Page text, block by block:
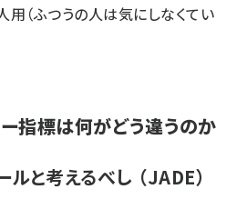
用（ふつうの人は気にしなくてい
指標は何がどう違うのか
と考えるべし （JADE）